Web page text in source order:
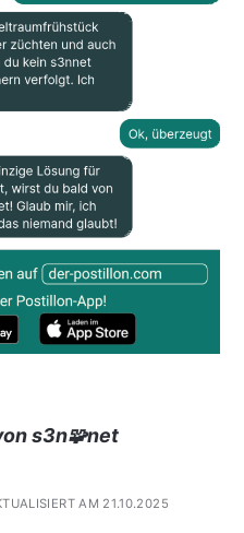
s3n🧩net
AM 21.10.2025